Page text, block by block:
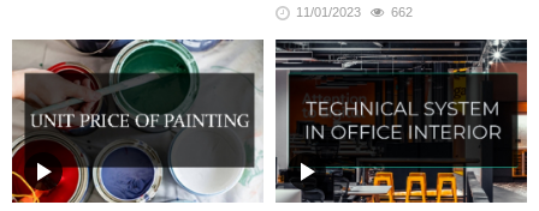
Product Awards đã tiết lộ các xu
hướng nội thất mới, mở ra dự
báo cho năm 2023
11/01/2023 662